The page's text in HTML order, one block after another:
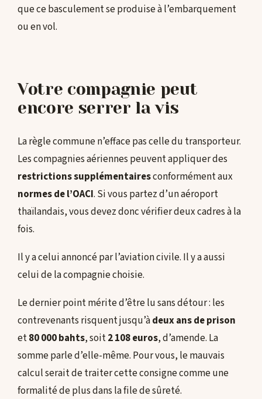
que ce basculement se produise à l’embarquement
ou en vol.
Votre compagnie peut
encore serrer la vis
La règle commune n’efface pas celle du transporteur.
Les compagnies aériennes peuvent appliquer des
restrictions supplémentairesconformément aux
normes de l’OACI. Si vous partez d’un aéroport
thaïlandais, vous devez donc vérifier deux cadres à la
fois.
Il y a celui annoncé par l’aviation civile. Il y a aussi
celui de la compagnie choisie.
Le dernier point mérite d’être lu sans détour : les
contrevenants risquent jusqu’àdeux ans de prison
et80 000 bahts, soit2 108 euros, d’amende. La
somme parle d’elle-même. Pour vous, le mauvais
calcul serait de traiter cette consigne comme une
formalité de plus dans la file de sûreté.